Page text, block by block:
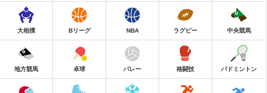
大相撲 Bリーグ NBA ラグビー 中央競馬
地方競馬 卓球 バレー 格闘技 バドミントン